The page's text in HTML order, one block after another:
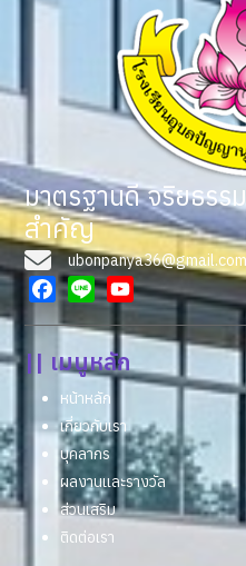
มาตรฐานดี จริยธรร
สำคัญ
YouTube
|| เมนูหลัก
หน้าหลัก
เกี่ยวกับเรา
บุคลากร
ผลงานและรางวัล
ส่วนเสริม
ติดต่อเรา